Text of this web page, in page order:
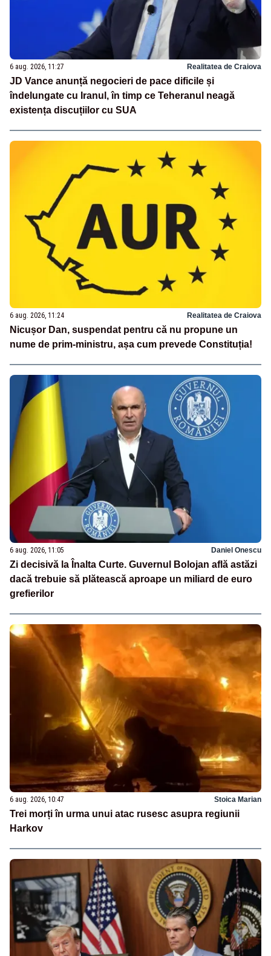
6 aug. 2026, 11:27 Realitatea de Craiova
JD Vance anunță negocieri de pace dificile și
îndelungate cu Iranul, în timp ce Teheranul neagă
existența discuțiilor cu SUA
6 aug. 2026, 11:24 Realitatea de Craiova
Nicușor Dan, suspendat pentru că nu propune un
nume de prim-ministru, așa cum prevede Constituția!
6 aug. 2026, 11:05 Daniel Onescu
Zi decisivă la Înalta Curte. Guvernul Bolojan află astăzi
dacă trebuie să plătească aproape un miliard de euro
grefierilor
6 aug. 2026, 10:47 Stoica Marian
Trei morți în urma unui atac rusesc asupra regiunii
Harkov